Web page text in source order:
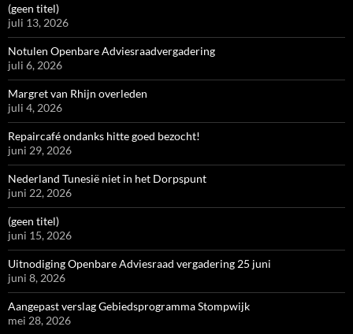
(geen titel)
juli 13, 2026
Notulen Openbare Adviesraadvergadering
juli 6, 2026
Margret van Rhijn overleden
juli 4, 2026
Repaircafé ondanks hitte goed bezocht!
juni 29, 2026
Nederland Tunesië niet in het Dorpspunt
juni 22, 2026
(geen titel)
juni 15, 2026
Uitnodiging Openbare Adviesraad vergadering 25 juni
juni 8, 2026
Aangepast verslag Gebiedsprogramma Stompwijk
mei 28, 2026